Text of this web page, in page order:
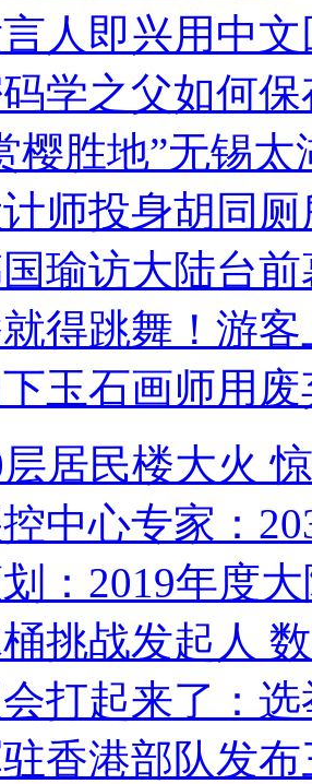
人即兴用中
学之父如何
樱胜地”无锡
师投身胡同
瑜访大陆台
得跳舞！游客
玉石画师用
层居民楼大火
中心专家：
：2019年度
挑战发起人
打起来了：
香港部队发